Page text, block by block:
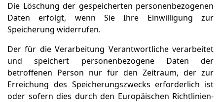
Die Löschung der gespeicherten personenbezogenen
Daten erfolgt, wenn Sie Ihre Einwilligung zur
Speicherung widerrufen.
Der für die Verarbeitung Verantwortliche verarbeitet
und speichert personenbezogene Daten der
betroffenen Person nur für den Zeitraum, der zur
Erreichung des Speicherungszwecks erforderlich ist
oder sofern dies durch den Europäischen Richtlinien-